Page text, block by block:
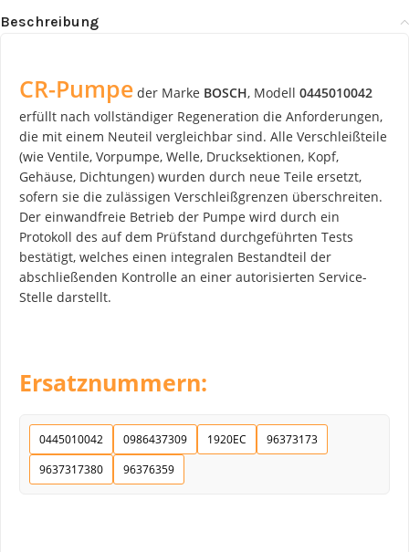
Beschreibung
CR-Pumpe der Marke BOSCH, Modell 0445010042
erfüllt nach vollständiger Regeneration die Anforderungen,
die mit einem Neuteil vergleichbar sind. Alle Verschleißteile
(wie Ventile, Vorpumpe, Welle, Drucksektionen, Kopf,
Gehäuse, Dichtungen) wurden durch neue Teile ersetzt,
sofern sie die zulässigen Verschleißgrenzen überschreiten.
Der einwandfreie Betrieb der Pumpe wird durch ein
Protokoll des auf dem Prüfstand durchgeführten Tests
bestätigt, welches einen integralen Bestandteil der
abschließenden Kontrolle an einer autorisierten Service-
Stelle darstellt.
Ersatznummern:
0445010042 0986437309 1920EC
96373173
9637317380
96376359